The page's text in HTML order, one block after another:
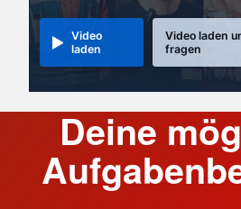
Video
laden
Video laden
fragen
Deine